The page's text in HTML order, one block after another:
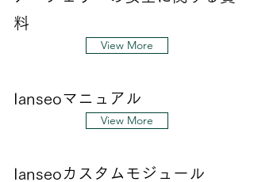
料
View More
Ianseoマニュアル
View More
Ianseoカスタムモジュール